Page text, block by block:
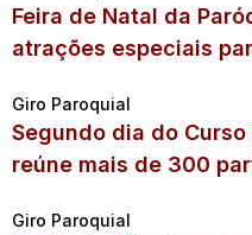
Feira de Natal da
atrações especiais
Giro Paroquial
Segundo dia do
reúne mais de 300
Giro Paroquial